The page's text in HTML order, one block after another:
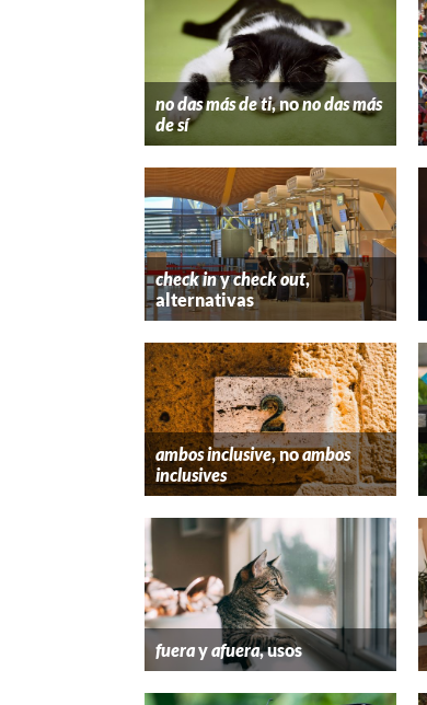
no das más de ti, nono das más
de sí
check inycheck out,
alternativas
ambos inclusive, noambos
inclusives
fuerayafuera, usos